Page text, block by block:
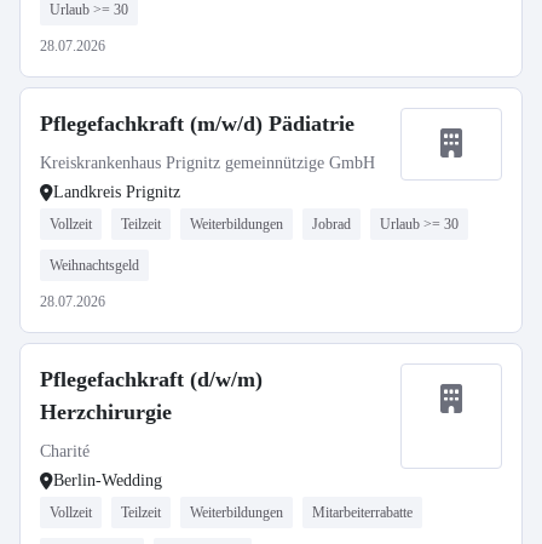
Urlaub >= 30
28.07.2026
Pflegefachkraft (m/w/d) Pädiatrie
Kreiskrankenhaus Prignitz gemeinnützige GmbH
Landkreis Prignitz
Vollzeit Teilzeit Weiterbildungen Jobrad Urlaub >= 30
Weihnachtsgeld
28.07.2026
Pflegefachkraft (d/w/m)
Herzchirurgie
Charité
Berlin-Wedding
Vollzeit Teilzeit Weiterbildungen Mitarbeiterrabatte